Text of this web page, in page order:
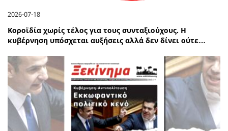
2026-07-18
Κοροϊδία χωρίς τέλος για τους συνταξιούχους. Η
κυβέρνηση υπόσχεται αυξήσεις αλλά δεν δίνει ούτε…